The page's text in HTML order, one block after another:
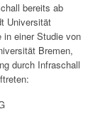
bereits ab
Universität
in einer Studie von
Bremen,
durch Infraschall